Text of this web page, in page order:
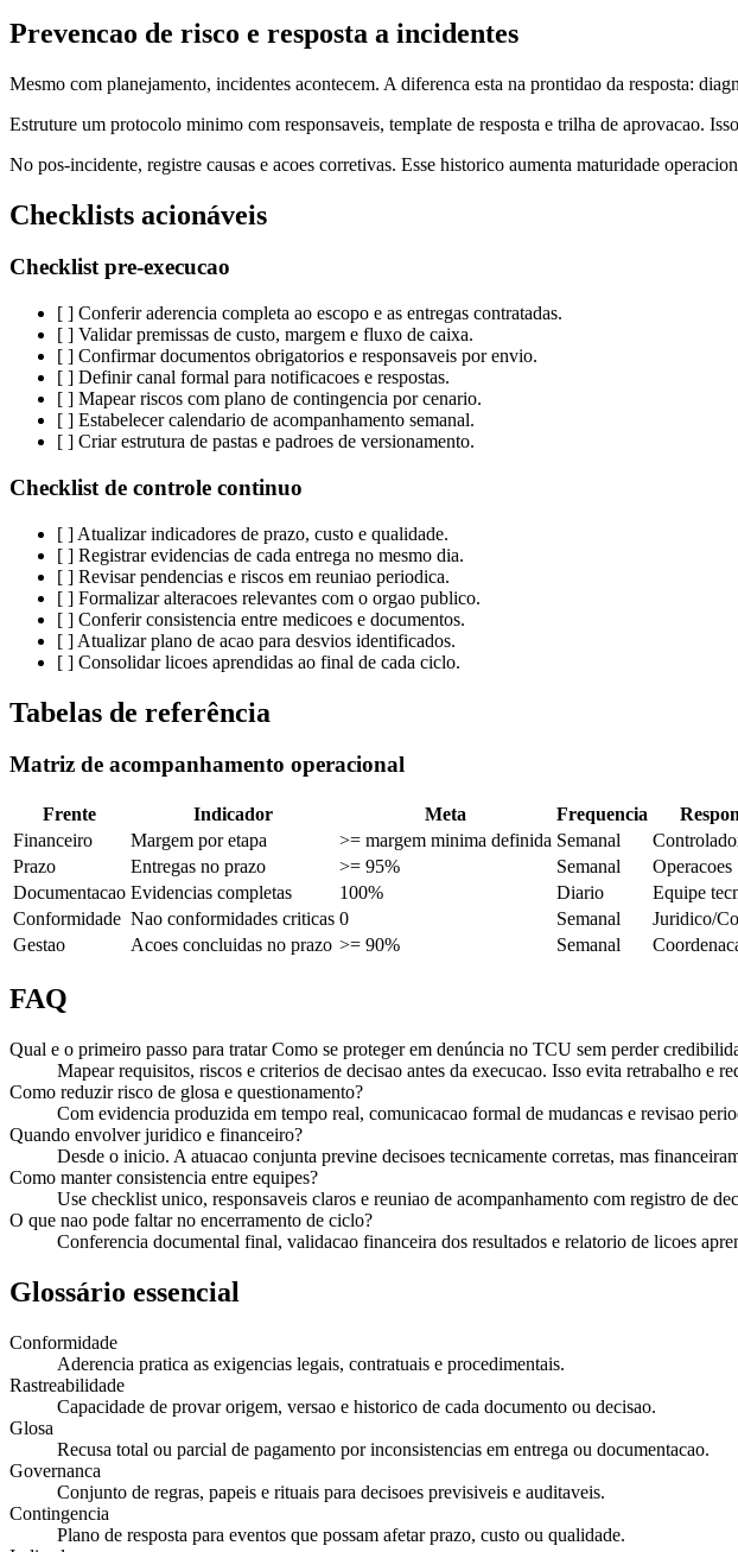
Prevencao de risco e resposta a incidentes
Mesmo com planejamento, incidentes acontecem. A diferenca esta na prontidao da resposta:
Estruture um protocolo minimo com responsaveis, template de resposta e trilha de aprovacao.
No pos-incidente, registre causas e acoes corretivas. Esse historico aumenta maturidade
Checklists acionáveis
Checklist pre-execucao
[ ] Conferir aderencia completa ao escopo e as entregas contratadas.
[ ] Validar premissas de custo, margem e fluxo de caixa.
[ ] Confirmar documentos obrigatorios e responsaveis por envio.
[ ] Definir canal formal para notificacoes e respostas.
[ ] Mapear riscos com plano de contingencia por cenario.
[ ] Estabelecer calendario de acompanhamento semanal.
[ ] Criar estrutura de pastas e padroes de versionamento.
Checklist de controle continuo
[ ] Atualizar indicadores de prazo, custo e qualidade.
[ ] Registrar evidencias de cada entrega no mesmo dia.
[ ] Revisar pendencias e riscos em reuniao periodica.
[ ] Formalizar alteracoes relevantes com o orgao publico.
[ ] Conferir consistencia entre medicoes e documentos.
[ ] Atualizar plano de acao para desvios identificados.
[ ] Consolidar licoes aprendidas ao final de cada ciclo.
Tabelas de referência
Matriz de acompanhamento operacional
Frente Indicador Meta Frequencia
Financeiro
Margem por etapa >= margem minima definida Semanal
Prazo
Entregas no prazo >= 95% Semanal
Operacoes
Documentacao Evidencias completas 100% Diario
Equipe
Conformidade Nao conformidades criticas 0 Semanal
Juridico/
Gestao
Acoes concluidas no prazo >= 90% Semanal
FAQ
Qual e o primeiro passo para tratar Como se proteger em denúncia no TCU sem perder
Mapear requisitos, riscos e criterios de decisao antes da execucao. Isso evita retrabalho e
Como reduzir risco de glosa e questionamento?
Com evidencia produzida em tempo real, comunicacao formal de mudancas e revisao
Quando envolver juridico e financeiro?
Desde o inicio. A atuacao conjunta previne decisoes tecnicamente corretas, mas
Como manter consistencia entre equipes?
Use checklist unico, responsaveis claros e reuniao de acompanhamento com registro de
O que nao pode faltar no encerramento de ciclo?
Conferencia documental final, validacao financeira dos resultados e relatorio de licoes
Glossário essencial
Conformidade
Aderencia pratica as exigencias legais, contratuais e procedimentais.
Rastreabilidade
Capacidade de provar origem, versao e historico de cada documento ou decisao.
Glosa
Recusa total ou parcial de pagamento por inconsistencias em entrega ou documentacao.
Governanca
Conjunto de regras, papeis e rituais para decisoes previsiveis e auditaveis.
Contingencia
Plano de resposta para eventos que possam afetar prazo, custo ou qualidade.